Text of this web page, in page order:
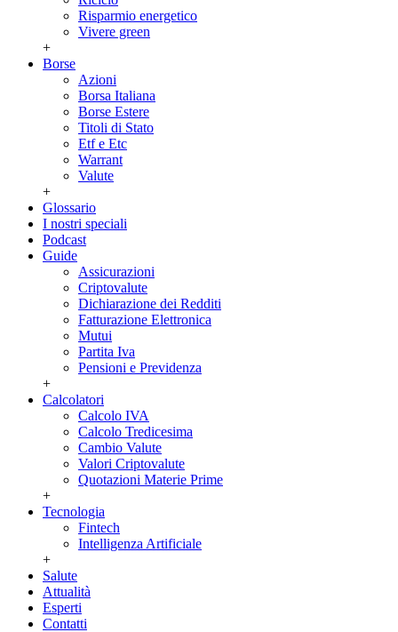
Risparmio energetico
Vivere green
+
Borse
Azioni
Borsa Italiana
Borse Estere
Titoli di Stato
Etf e Etc
Warrant
Valute
+
Glossario
I nostri speciali
Podcast
Guide
Assicurazioni
Criptovalute
Dichiarazione dei Redditi
Fatturazione Elettronica
Mutui
Partita Iva
Pensioni e Previdenza
+
Calcolatori
Calcolo IVA
Calcolo Tredicesima
Cambio Valute
Valori Criptovalute
Quotazioni Materie Prime
+
Tecnologia
Fintech
Intelligenza Artificiale
+
Salute
Attualità
Esperti
Contatti